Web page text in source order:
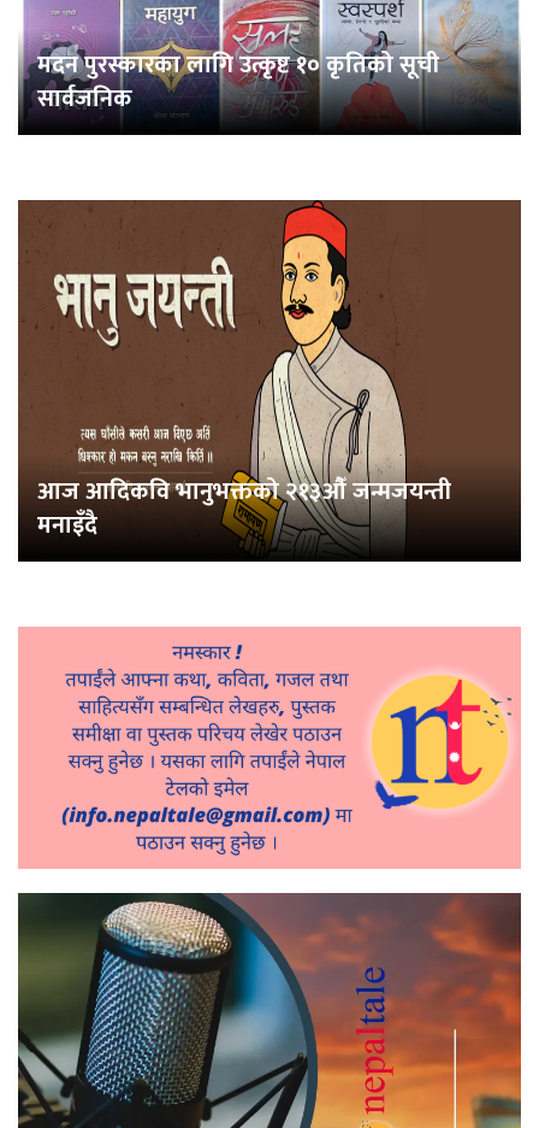
मदन पुरस्कारका लागि उत्कृष्ट १० कृतिको सूची
सार्वजनिक
आज आदिकवि भानुभक्तको २१३औँ जन्मजयन्ती
मनाइँदै